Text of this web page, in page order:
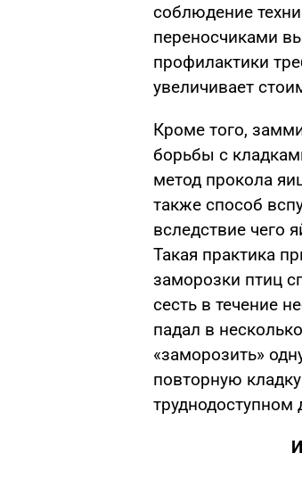
соблюдение
переносчиками
профилактики
увеличивает
Кроме того,
борьбы с
метод прокола
также способ
вследствие чего
Такая практика
заморозки птиц
сесть в течение
падал в
«заморозить»
повторную